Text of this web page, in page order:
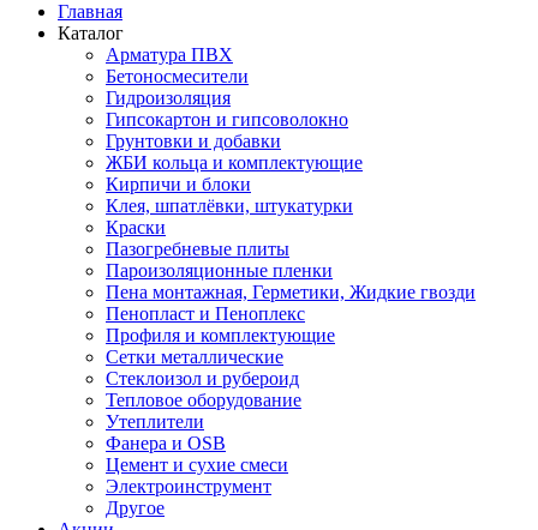
Главная
Каталог
Арматура ПВХ
Бетоносмесители
Гидроизоляция
Гипсокартон и гипсоволокно
Грунтовки и добавки
ЖБИ кольца и комплектующие
Кирпичи и блоки
Клея, шпатлёвки, штукатурки
Краски
Пазогребневые плиты
Пароизоляционные пленки
Пена монтажная, Герметики, Жидкие гвозди
Пенопласт и Пеноплекс
Профиля и комплектующие
Сетки металлические
Стеклоизол и рубероид
Тепловое оборудование
Утеплители
Фанера и OSB
Цемент и сухие смеси
Электроинструмент
Другое